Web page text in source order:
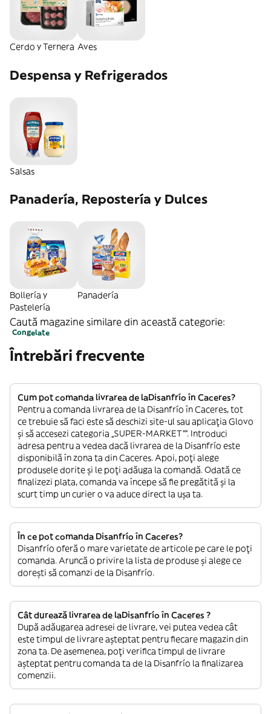
Cerdo y Ternera Aves
Despensa y Refrigerados
Salsas
Panadería, Repostería y Dulces
Bollería y
Pastelería
Panadería
Caută magazine similare din această categorie:
Congelate
Întrebări frecvente
Cum pot comanda livrarea de laDisanfrío în Caceres?
Pentru a comanda livrarea de la Disanfrío în Caceres, tot
ce trebuie să faci este să deschizi site-ul sau aplicația Glovo
și să accesezi categoria „SUPER-MARKET””. Introduci
adresa pentru a vedea dacă livrarea de la Disanfrío este
disponibilă în zona ta din Caceres. Apoi, poți alege
produsele dorite și le poți adăuga la comandă. Odată ce
finalizezi plata, comanda va începe să fie pregătită și la
scurt timp un curier o va aduce direct la ușa ta.
În ce pot comanda Disanfrío în Caceres?
Disanfrío oferă o mare varietate de articole pe care le poți
comanda. Aruncă o privire la lista de produse și alege ce
dorești să comanzi de la Disanfrío.
Cât durează livrarea de laDisanfrío în Caceres ?
După adăugarea adresei de livrare, vei putea vedea cât
este timpul de livrare așteptat pentru fiecare magazin din
zona ta. De asemenea, poți verifica timpul de livrare
așteptat pentru comanda ta de la Disanfrío la finalizarea
comenzii.